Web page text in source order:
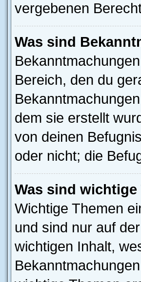
vergebenen
Was sind
Bereich, den du
dem sie erstellt
von deinen
oder nicht; die
Was sind wichtige
Wichtige Themen
und sind nur auf
wichtigen Inhalt,